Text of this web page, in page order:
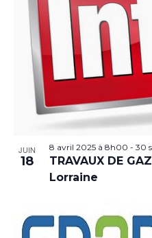
JUIN
18
8 avril 2025 à 8h00 - 30
TRAVAUX DE
Lorraine